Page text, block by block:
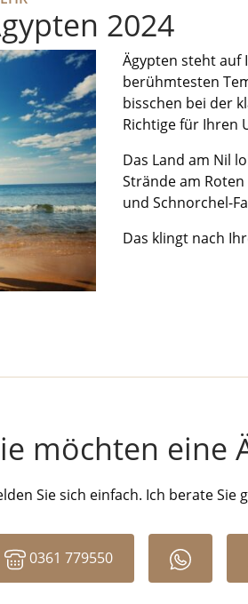
2024
Ägypten steht auf
berühmtesten
bisschen bei der
Richtige für Ihren
Das Land am Nil
Strände am
und Schnorchel-
Das klingt nach
möchten eine
Sie sich einfach. Ich berate Sie
0361 779550